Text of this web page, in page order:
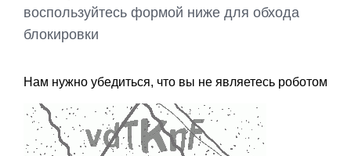
воспользуйтесь формой ниже для обхода
блокировки
Нам нужно убедиться, что вы не являетесь роботом